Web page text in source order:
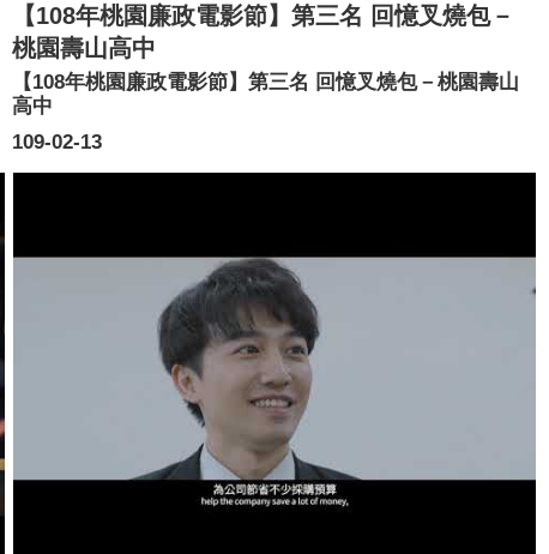
【108年桃園廉政電影節】第三名 回憶叉燒包－
桃園壽山高中
109-02-13
【108年桃園廉政電影節】第三名 回憶叉燒包－桃園壽山
高中